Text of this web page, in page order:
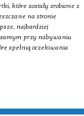
które zostały zrobione z
na stronie
najbardziej
samym przy nabywaniu
spełnią oczekiwania